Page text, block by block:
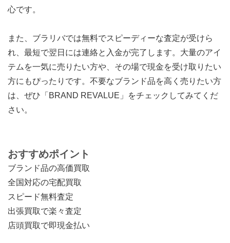
心です。
また、ブラリバでは無料でスピーディーな査定が受けら
れ、最短で翌日には連絡と入金が完了します。大量のアイ
テムを一気に売りたい方や、その場で現金を受け取りたい
方にもぴったりです。不要なブランド品を高く売りたい方
は、ぜひ「BRAND REVALUE」をチェックしてみてくだ
さい。
おすすめポイント
ブランド品の高価買取
全国対応の宅配買取
スピード無料査定
出張買取で楽々査定
店頭買取で即現金払い